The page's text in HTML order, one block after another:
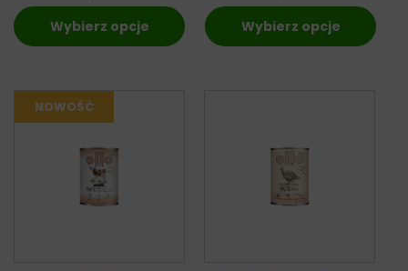
Wybierz opcje Wybierz opcje